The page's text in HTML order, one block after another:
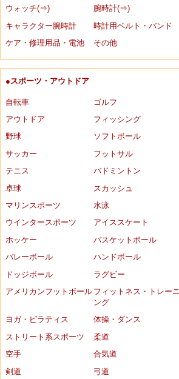
ウォッチ(⇒)
腕時計(⇒)
キャラクター腕時計
時計用ベルト・バンド
ケア・修理用品・電池
その他
●スポーツ・アウトドア
自転車
ゴルフ
アウトドア
フィッシング
野球
ソフトボール
サッカー
フットサル
テニス
バドミントン
卓球
スカッシュ
マリンスポーツ
水泳
ウインタースポーツ
アイススケート
ホッケー
バスケットボール
バレーボール
ハンドボール
ドッジボール
ラグビー
アメリカンフットボール フィットネス・トレーニ
ング
ヨガ・ピラティス
体操・ダンス
ストリート系スポーツ
柔道
空手
合気道
剣道
弓道